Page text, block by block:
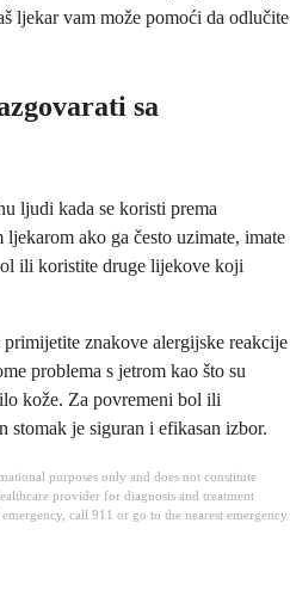
ljekar vam može pomoći da odlučite
sa
ljudi kada se koristi prema
ako ga često uzimate, imate
ili koristite druge lijekove koji
znakove alergijske reakcije
problema s jetrom kao što su
kože. Za povremeni bol ili
stomak je siguran i efikasan izbor.
purposes only and does not constitute
provider for diagnosis and treatment
call 911 or go to the nearest emergency